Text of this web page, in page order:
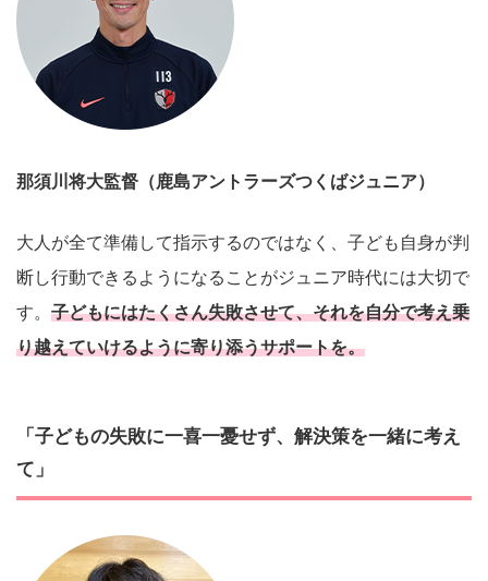
那須川将大監督（鹿島アントラーズつくばジュニア）
大人が全て準備して指示するのではなく、子ども自身が判
断し行動できるようになることがジュニア時代には大切で
す。 子どもにはたくさん失敗させて、それを自分で考え乗
り越えていけるように寄り添うサポートを。
「子どもの失敗に一喜一憂せず、解決策を一緒に考え
て」